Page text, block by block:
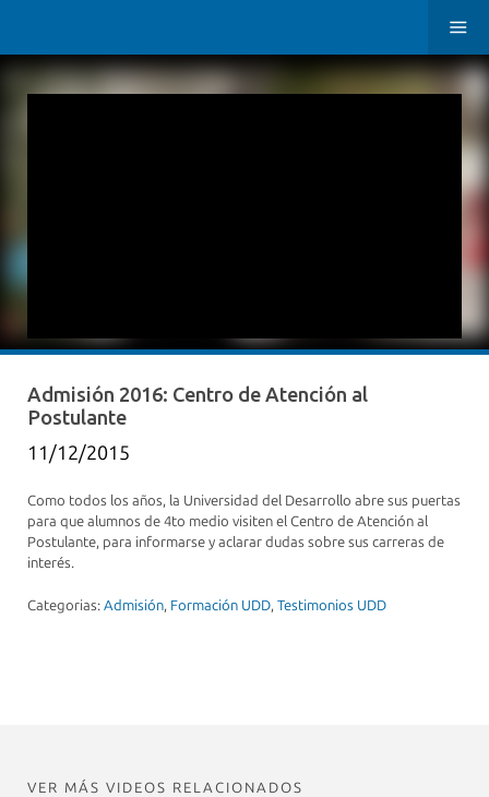
Admisión 2016: Centro de Atención al
Postulante
11/12/2015
Como todos los años, la Universidad del Desarrollo abre sus puertas
para que alumnos de 4to medio visiten el Centro de Atención al
Postulante, para informarse y aclarar dudas sobre sus carreras de
interés.
Categorias: Admisión, Formación UDD, Testimonios UDD
VER MÁS VIDEOS RELACIONADOS